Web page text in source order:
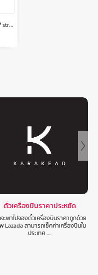
Dyson Airstrait ™ straightener (Bright Nickel/Rich Copper) เครื่องหนีบผม
ตั๋วเครื่องบินราคาประหยัด
จะพาไปจองตั๋วเครื่องบินราคาถูกด้วย
Lazada สามารถเช็คค่าเครื่องบินใน
ประเทศ …